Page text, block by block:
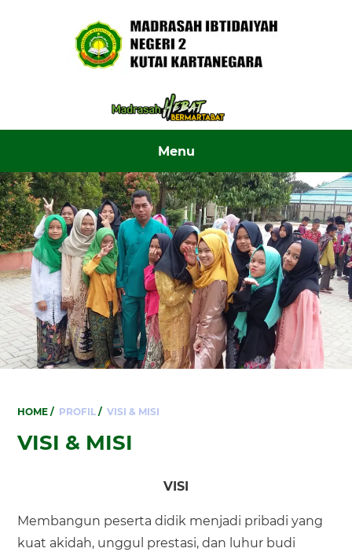
Menu
HOME / PROFIL / VISI & MISI
VISI & MISI
VISI
Membangun peserta didik menjadi pribadi yang
kuat akidah, unggul prestasi, dan luhur budi